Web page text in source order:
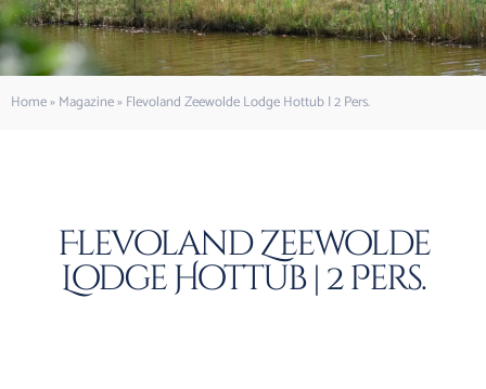
Home»Magazine»Flevoland Zeewolde Lodge Hottub | 2 Pers.
Flevoland Zeewolde
Lodge Hottub | 2 Pers.